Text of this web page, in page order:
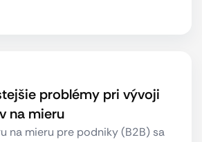
problémy pri vývoji
na mieru
na mieru pre podniky (B2B) sa